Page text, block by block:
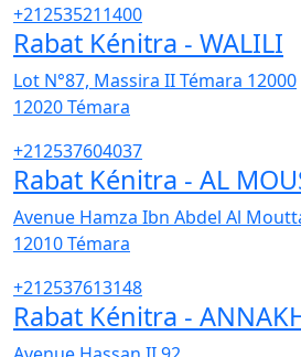
+212535211400
Rabat Kénitra - WALILI
Lot N°87, Massira II Témara 12000
12020Témara
+212537604037
Rabat Kénitra - AL
Avenue Hamza Ibn Abdel Al
12010Témara
+212537613148
Rabat Kénitra -